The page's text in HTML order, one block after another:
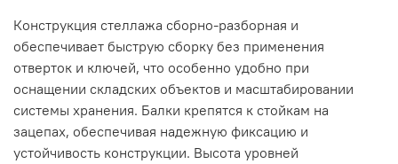
Конструкция стеллажа сборно-разборная и
обеспечивает быструю сборку без применения
отверток и ключей, что особенно удобно при
оснащении складских объектов и масштабировании
системы хранения. Балки крепятся к стойкам на
зацепах, обеспечивая надежную фиксацию и
устойчивость конструкции. Высота уровней